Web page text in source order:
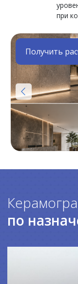
при
Получить
по